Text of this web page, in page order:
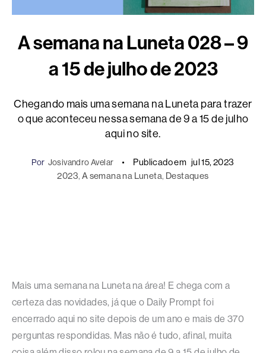
A semana na Luneta 028 – 9
a 15 de julho de 2023
Chegando mais uma semana na Luneta para trazer
o que aconteceu nessa semana de 9 a 15 de julho
aqui no site.
Por Josivandro Avelar Publicado em jul 15, 2023
2023, A semana na Luneta, Destaques
Mais uma semana na Luneta na área! E chega com a
certeza das novidades, já que o Daily Prompt foi
encerrado aqui no site depois de um ano e mais de 370
perguntas respondidas. Mas não é tudo, afinal, muita